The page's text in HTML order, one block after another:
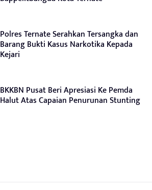
Polres Ternate Serahkan Tersangka dan
Barang Bukti Kasus Narkotika Kepada
Kejari
BKKBN Pusat Beri Apresiasi Ke Pemda
Halut Atas Capaian Penurunan Stunting